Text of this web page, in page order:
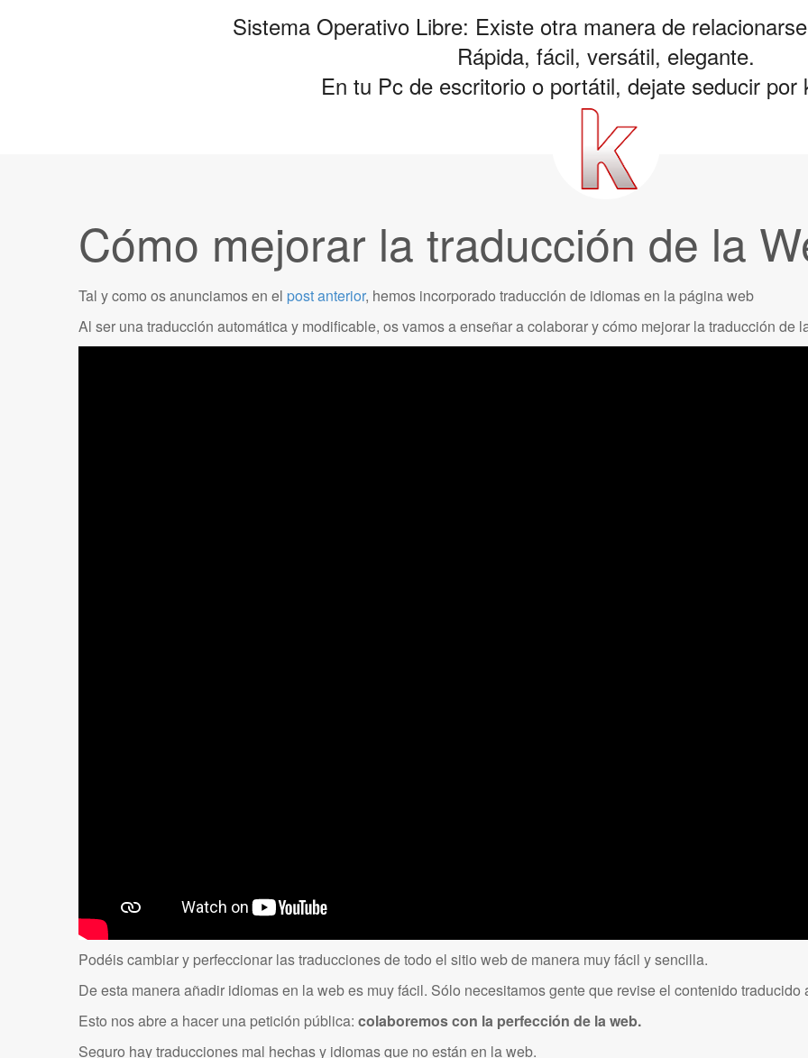
Sistema Operativo Libre: Existe otra manera de
Rápida, fácil, versátil, elegante.
En tu Pc de escritorio o portátil, dejate seducir por
Cómo mejorar la traducción de la
Tal y como os anunciamos en el post anterior, hemos incorporado traducción de idiomas en la página web
Al ser una traducción automática y modificable, os vamos a enseñar a colaborar y cómo mejorar la traducción de
Podéis cambiar y perfeccionar las traducciones de todo el sitio web de manera muy fácil y sencilla.
De esta manera añadir idiomas en la web es muy fácil. Sólo necesitamos gente que revise el contenido
Esto nos abre a hacer una petición pública: colaboremos con la perfección de la web.
Seguro hay traducciones mal hechas y idiomas que no están en la web.